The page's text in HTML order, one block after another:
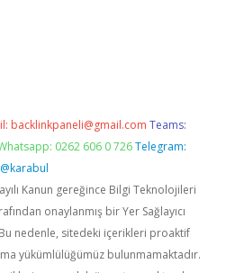
backlinkpaneli@gmail.com Teams:
0262 606 0 726 Telegram:
@karabul
Kanun gereğince Bilgi Teknolojileri
onaylanmış bir Yer Sağlayıcı
nedenle, sitedeki içerikleri proaktif
yükümlülüğümüz bulunmamaktadır.